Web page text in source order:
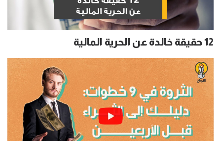
12 حقيقة خالدة عن الحرية المالية